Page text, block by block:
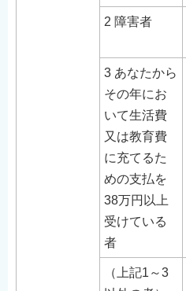
2 障害者
3 あなたから
その年にお
いて生活費
又は教育費
に充てるた
めの支払を
38万円以上
受けている
者
（上記1～3